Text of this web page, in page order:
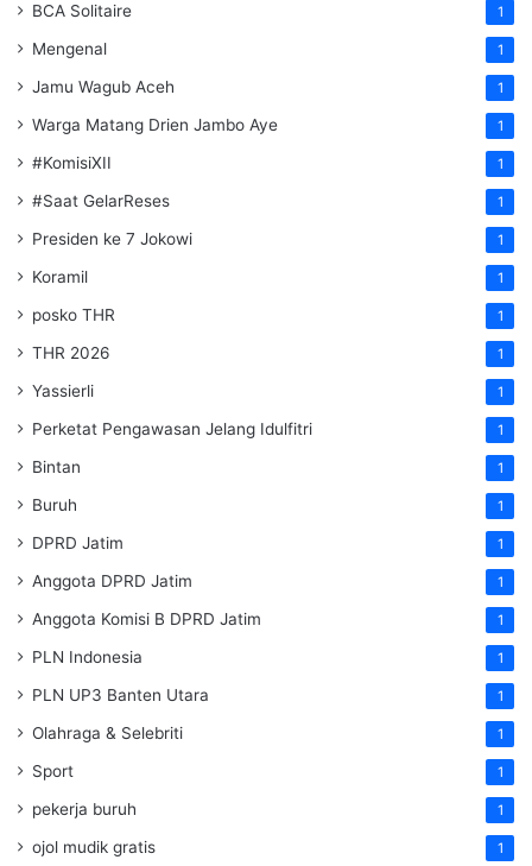
BCA Solitaire 1
Mengenal 1
Jamu Wagub Aceh 1
Warga Matang Drien Jambo Aye 1
#KomisiXII 1
#Saat GelarReses 1
Presiden ke 7 Jokowi 1
Koramil 1
posko THR 1
THR 2026 1
Yassierli 1
Perketat Pengawasan Jelang Idulfitri 1
Bintan 1
Buruh 1
DPRD Jatim 1
Anggota DPRD Jatim 1
Anggota Komisi B DPRD Jatim 1
PLN Indonesia 1
PLN UP3 Banten Utara 1
Olahraga & Selebriti 1
Sport 1
pekerja buruh 1
ojol mudik gratis 1